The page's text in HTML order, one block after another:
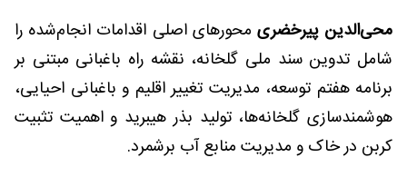
محی‌الدین پیرخضری محورهای اصلی اقدامات انجام‌شده را
شامل تدوین سند ملی گلخانه، نقشه راه باغبانی مبتنی بر
برنامه هفتم توسعه، مدیریت تغییر اقلیم و باغبانی احیایی،
هوشمندسازی گلخانه‌ها، تولید بذر هیبرید و اهمیت تثبیت
کربن در خاک و مدیریت منابع آب برشمرد.